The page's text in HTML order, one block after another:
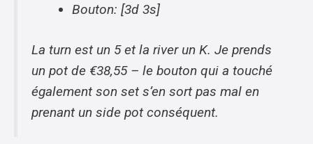
Bouton: [3d 3s]
La turn est un 5 et la river un K. Je prends
un pot de €38,55 – le bouton qui a touché
également son set s’en sort pas mal en
prenant un side pot conséquent.